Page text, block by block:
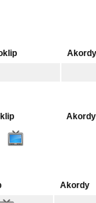
Akordy
Akordy
Akordy